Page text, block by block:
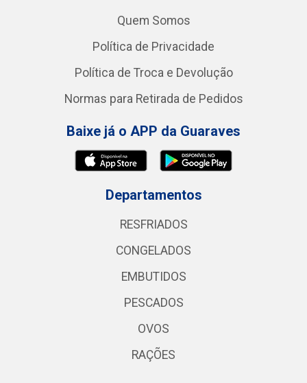
Quem Somos
Política de Privacidade
Política de Troca e Devolução
Normas para Retirada de Pedidos
Baixe já o APP da Guaraves
Departamentos
RESFRIADOS
CONGELADOS
EMBUTIDOS
PESCADOS
OVOS
RAÇÕES